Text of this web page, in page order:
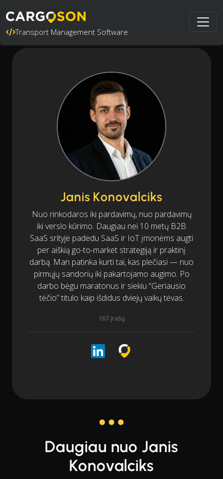
Transport Management Software
Janis Konovalciks
Nuo rinkodaros iki pardavimų, nuo pardavimų
iki verslo kūrimo. Daugiau nei 10 metų B2B
SaaS srityje padedu SaaS ir IoT įmonėms augti
per aiškią go-to-market strategiją ir praktinį
darbą. Man patinka kurti tai, kas plečiasi — nuo
pirmųjų sandorių iki pakartojamo augimo. Po
darbo bėgu maratonus ir siekiu “Geriausio
tėčio” titulo kaip išdidus dviejų vaikų tėvas.
167 įrašų
Daugiau nuo Janis
Konovalciks